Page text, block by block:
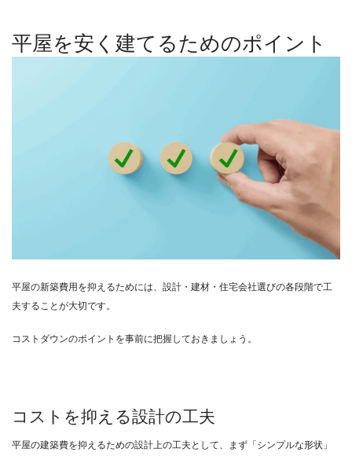
平屋を安く建てるためのポイント
平屋の新築費用を抑えるためには、設計・建材・住宅会社選びの各段階で工
夫することが大切です。
コストダウンのポイントを事前に把握しておきましょう。
コストを抑える設計の工夫
平屋の建築費を抑えるための設計上の工夫として、まず「シンプルな形状」